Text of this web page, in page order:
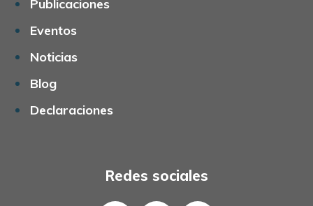
Publicaciones
Eventos
Noticias
Blog
Declaraciones
Redes sociales